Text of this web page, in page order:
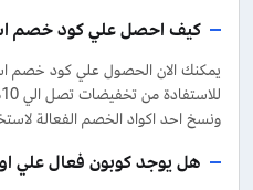
كيف احصل علي كود خصم
ونسخ احد اكواد الخصم الفعالة
هل يوجد كوبون فعال